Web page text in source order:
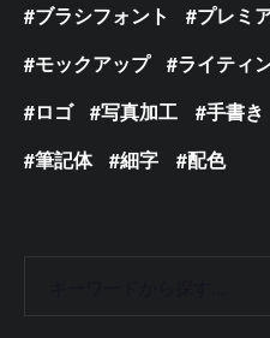
ブラシフォント
プレミ
モックアップ
ライティ
ロゴ
写真加工 手書き
筆記体
細字 配色